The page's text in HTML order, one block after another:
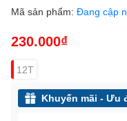
Mã sản phẩm: Đang cập
230.000₫
12T
Khuyến mãi - Ưu